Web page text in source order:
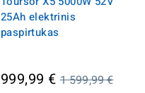
25Ah elektrinis
paspirtukas
999,99 €Įprasta
1 599,99 €